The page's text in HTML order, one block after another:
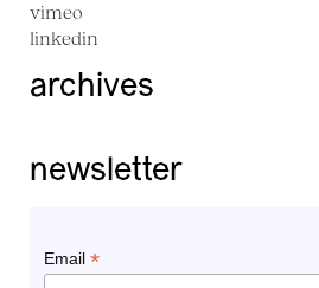
vimeo
linkedin
archives
newsletter
Email *